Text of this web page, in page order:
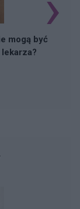
mogą być